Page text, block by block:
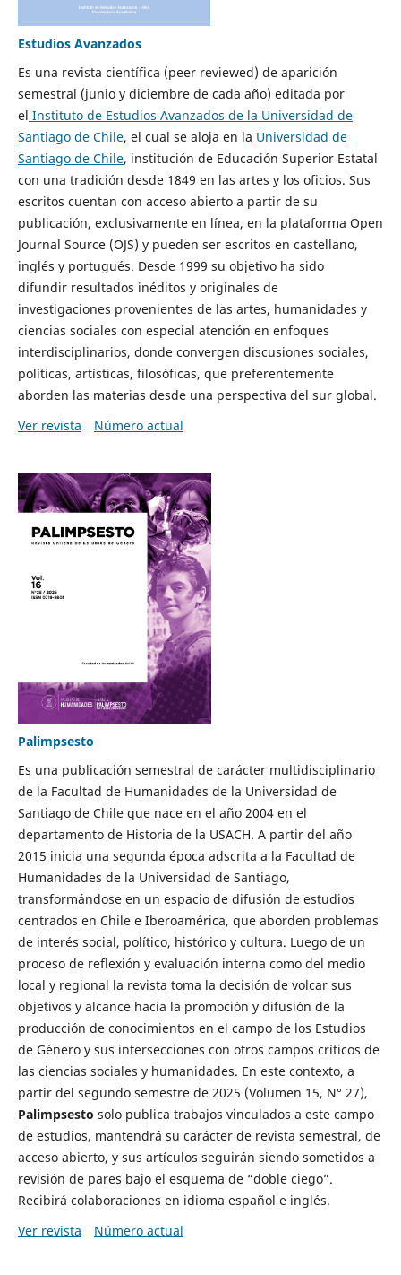
Estudios Avanzados
Es una revista científica (peer reviewed) de aparición
semestral (junio y diciembre de cada año) editada por
el Instituto de Estudios Avanzados de la Universidad de
Santiago de Chile, el cual se aloja en la Universidad de
Santiago de Chile, institución de Educación Superior Estatal
con una tradición desde 1849 en las artes y los oficios. Sus
escritos cuentan con acceso abierto a partir de su
publicación, exclusivamente en línea, en la plataforma Open
Journal Source (OJS) y pueden ser escritos en castellano,
inglés y portugués. Desde 1999 su objetivo ha sido
difundir resultados inéditos y originales de
investigaciones provenientes de las artes, humanidades y
ciencias sociales con especial atención en enfoques
interdisciplinarios, donde convergen discusiones sociales,
políticas, artísticas, filosóficas, que preferentemente
aborden las materias desde una perspectiva del sur global.
Ver revista
Número actual
Palimpsesto
Es una publicación semestral de carácter multidisciplinario
de la Facultad de Humanidades de la Universidad de
Santiago de Chile que nace en el año 2004 en el
departamento de Historia de la USACH. A partir del año
2015 inicia una segunda época adscrita a la Facultad de
Humanidades de la Universidad de Santiago,
transformándose en un espacio de difusión de estudios
centrados en Chile e Iberoamérica, que aborden problemas
de interés social, político, histórico y cultura. Luego de un
proceso de reflexión y evaluación interna como del medio
local y regional la revista toma la decisión de volcar sus
objetivos y alcance hacia la promoción y difusión de la
producción de conocimientos en el campo de los Estudios
de Género y sus intersecciones con otros campos críticos de
las ciencias sociales y humanidades. En este contexto, a
partir del segundo semestre de 2025 (Volumen 15, N° 27),
Palimpsesto solo publica trabajos vinculados a este campo
de estudios, mantendrá su carácter de revista semestral, de
acceso abierto, y sus artículos seguirán siendo sometidos a
revisión de pares bajo el esquema de “doble ciego”.
Recibirá colaboraciones en idioma español e inglés.
Ver revista
Número actual